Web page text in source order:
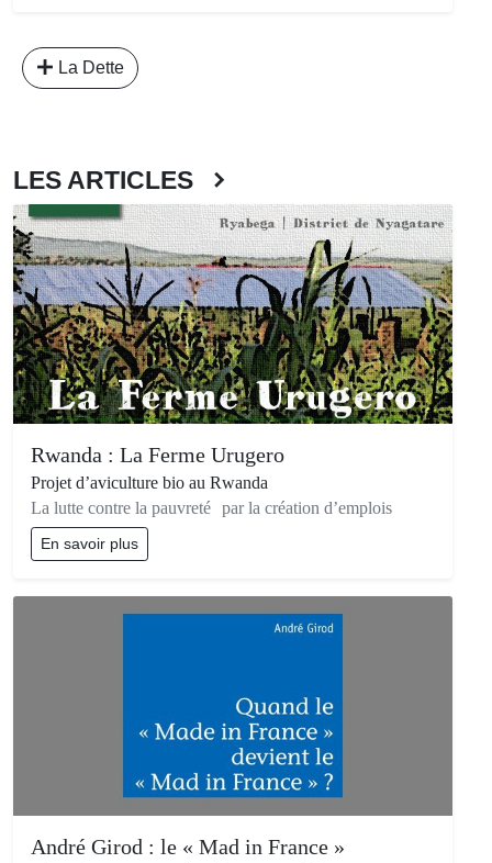
La Dette
LES ARTICLES
Rwanda : La Ferme Urugero
Projet d’aviculture bio au Rwanda
La lutte contre la pauvreté par la création d’emplois
En savoir plus
André Girod : le « Mad in France »